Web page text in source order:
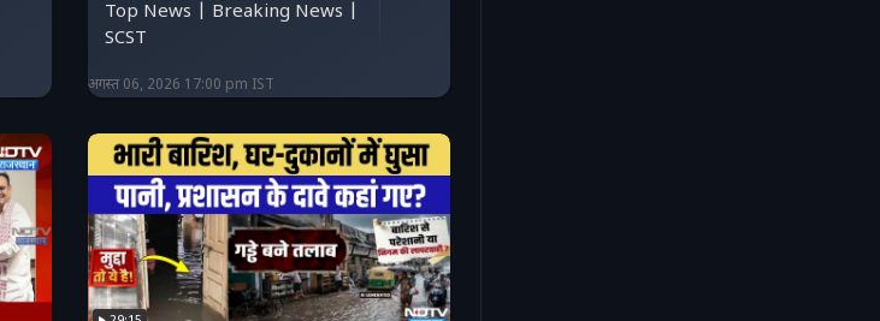
Top News | Breaking News |
SCST
अगस्त 06, 2026 17:00 pm IST